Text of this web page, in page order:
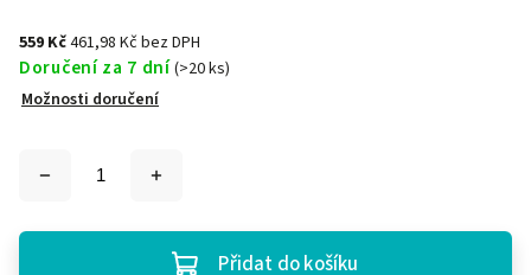
559 Kč461,98 Kč bez DPH
Doručení za 7 dní(>20 ks)
Možnosti doručení
Přidat do košíku